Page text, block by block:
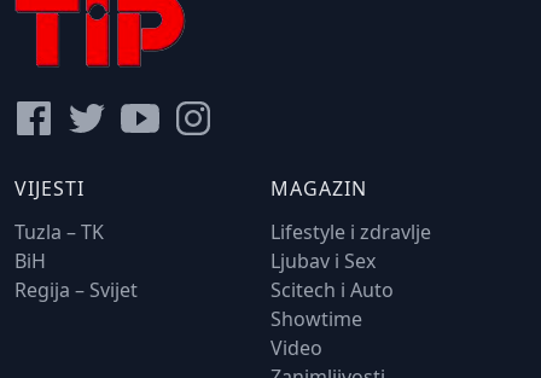
VIJESTI
Tuzla – TK
BiH
Regija – Svijet
MAGAZIN
Lifestyle i zdravlje
Ljubav i Sex
Scitech i Auto
Showtime
Video